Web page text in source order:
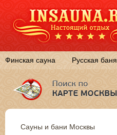
Финская сауна Русская баня
Сауны и бани Москвы